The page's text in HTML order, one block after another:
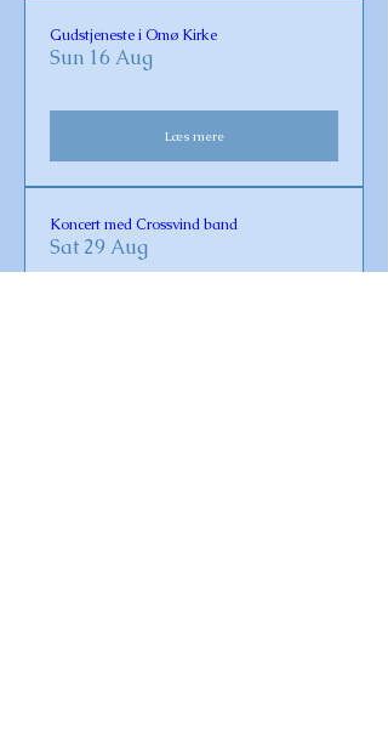
Gudstjeneste i Omø Kirke
Sun 16 Aug
Læs mere
Koncert med Crossvind band
Sat 29 Aug